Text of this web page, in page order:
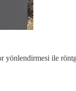
yönlendirmesi ile